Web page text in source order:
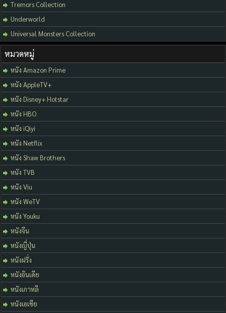
Tremors Collection
Underworld
Universal Monsters Collection
หมวดหมู่
หนัง Amazon Prime
หนัง AppleTV+
หนัง Disney+ Hotstar
หนัง HBO
หนัง iQiyi
หนัง Netflix
หนัง Shaw Brothers
หนัง TVB
หนัง Viu
หนัง WeTV
หนัง Youku
หนังจีน
หนังญี่ปุ่น
หนังฝรั่ง
หนังอินเดีย
หนังเกาหลี
หนังเอเชีย